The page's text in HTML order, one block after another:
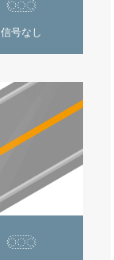
信号なし